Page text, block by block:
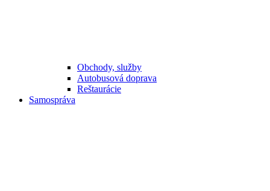
Obchody, služby
Autobusová doprava
Reštaurácie
Samospráva